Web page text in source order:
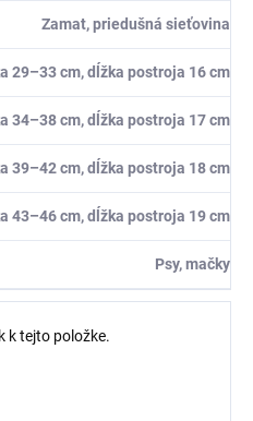
Zamat, priedušná sieťovina
29–33 cm, dĺžka postroja 16 cm
34–38 cm, dĺžka postroja 17 cm
39–42 cm, dĺžka postroja 18 cm
43–46 cm, dĺžka postroja 19 cm
Psy, mačky
k tejto položke.